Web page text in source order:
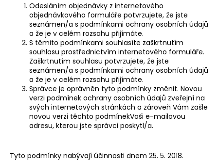
Odesláním objednávky z internetového
objednávkového formuláře potvrzujete, že jste
seznámen/a s podmínkami ochrany osobních údajů
a že je v celém rozsahu přijímáte.
S těmito podmínkami souhlasíte zaškrtnutím
souhlasu prostřednictvím internetového formuláře.
Zaškrtnutím souhlasu potvrzujete, že jste
seznámen/a s podmínkami ochrany osobních údajů
a že je v celém rozsahu přijímáte.
Správce je oprávněn tyto podmínky změnit. Novou
verzi podmínek ochrany osobních údajů zveřejní na
svých internetových stránkách a zároveň Vám zašle
novou verzi těchto podmínekVaši e-mailovou
adresu, kterou jste správci poskytl/a.
Tyto podmínky nabývají účinnosti dnem 25. 5. 2018.